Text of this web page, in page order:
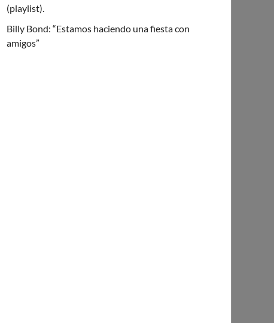
(playlist).
Billy Bond: “Estamos haciendo una fiesta con
amigos”